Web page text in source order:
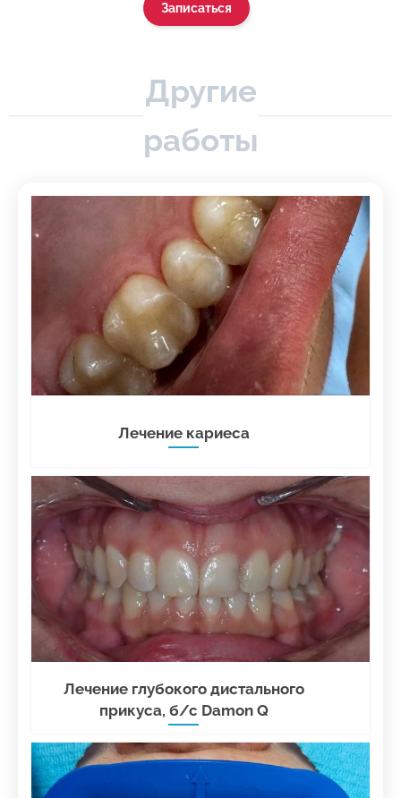
Записаться
Другие
работы
Лечение кариеса
Лечение глубокого дистального
прикуса, б/с Damon Q